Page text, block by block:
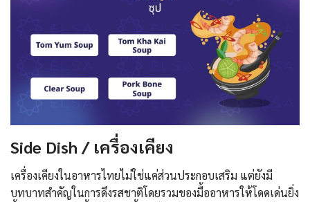
Side Dish / เครื่องเคียง
เครื่องเคียงในอาหารไทยไม่ใช่แค่ส่วนประกอบเสริม แต่ยังมี
บทบาทสำคัญในการดึงรสชาติโดยรวมของมื้ออาหารให้โดดเด่นยิ่ง